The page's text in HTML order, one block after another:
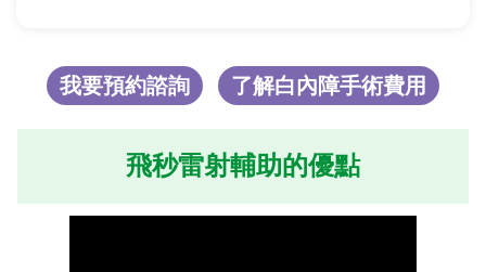
我要預約諮詢 了解白內障手術費用
飛秒雷射輔助的優點